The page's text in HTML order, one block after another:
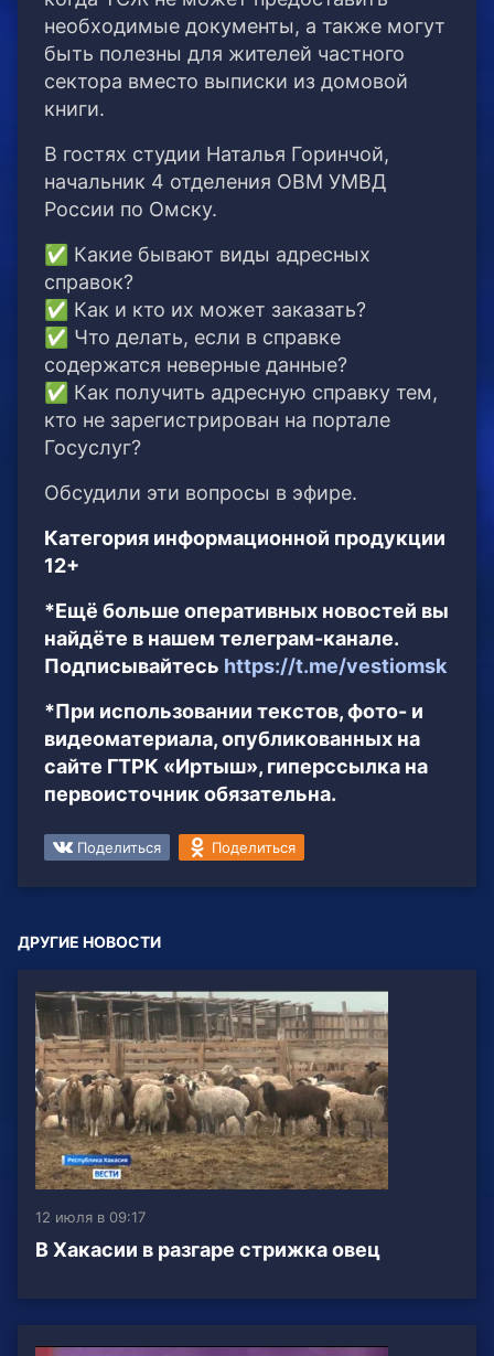
необходимые документы, а также могут
быть полезны для жителей частного
сектора вместо выписки из домовой
книги.
В гостях студии Наталья Горинчой,
начальник 4 отделения ОВМ УМВД
России по Омску.
✅ Какие бывают виды адресных
справок?
✅ Как и кто их может заказать?
✅ Что делать, если в справке
содержатся неверные данные?
✅ Как получить адресную справку тем,
кто не зарегистрирован на портале
Госуслуг?
Обсудили эти вопросы в эфире.
Категория информационной продукции
12+
*Ещё больше оперативных новостей вы
найдёте в нашем телеграм-канале.
Подписывайтесь https://t.me/vestiomsk
*При использовании текстов, фото- и
видеоматериала, опубликованных на
сайте ГТРК «Иртыш», гиперссылка на
первоисточник обязательна.
Поделиться Поделиться
ДРУГИЕ НОВОСТИ
12 июля в 09:17
В Хакасии в разгаре стрижка овец